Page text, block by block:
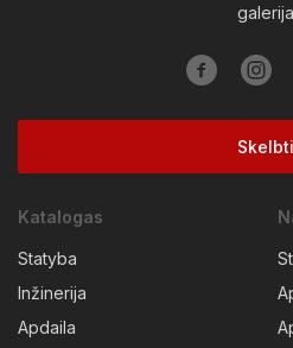
galerija
Skelbti
Katalogas
Statyba
Inžinerija
Apdaila